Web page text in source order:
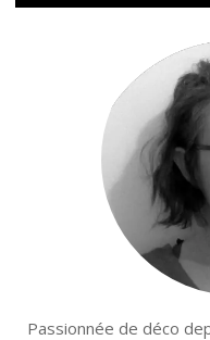
Passionnée de déco